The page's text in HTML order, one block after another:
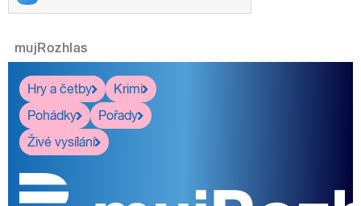
mujRozhlas
Hry a četby
Krimi
Pohádky
Pořady
Živé vysílání